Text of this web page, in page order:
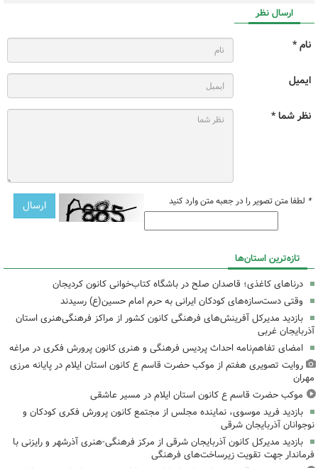
ارسال نظر
نام *
ایمیل
نظر شما *
* لطفا متن تصویر را در جعبه متن وارد کنید
تازه‌ترین استان‌ها
درناهای کاغذی؛ قاصدان صلح در باشگاه کتاب‌خوانی کانون کردیجان
وقتی دست‌سازه‌های کودکان ایرانی به حرم امام حسین(ع) رسیدند
بازدید مدیرکل آفرینش‌های فرهنگی کانون کشور از مراکز فرهنگی‌هنری استان
آذربایجان غربی
امضای تفاهم‌نامه احداث پردیس فرهنگی و هنری کانون پرورش فکری در مراغه
روایت تصویری هفتم از موکب حضرت قاسم ع کانون استان ایلام در پایانه مرزی
مهران
موکب حضرت قاسم ع کانون استان ایلام در مسیر عاشقی
بازدید فرید موسوی، نماینده مجلس از مجتمع کانون پرورش فکری کودکان و
نوجوانان آذربایجان شرقی
بازدید مدیرکل کانون آذربایجان شرقی از مرکز فرهنگی‌-هنری آذرشهر و رایزنی با
فرماندار جهت تقویت زیرساخت‌های فرهنگی